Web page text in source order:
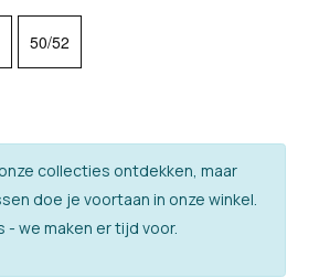
50/52
collecties ontdekken, maar
doe je voortaan in onze winkel.
- we maken er tijd voor.